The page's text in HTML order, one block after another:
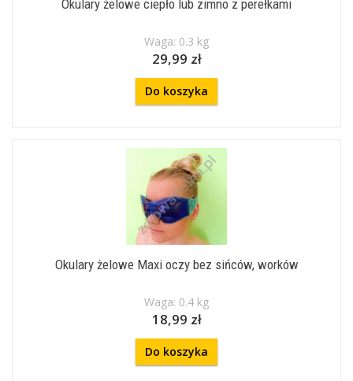
Okulary żelowe ciepło lub zimno z perełkami
Waga: 0.3 kg
29,99 zł
Do koszyka
Okulary żelowe Maxi oczy bez sińców, worków
Waga: 0.4 kg
18,99 zł
Do koszyka